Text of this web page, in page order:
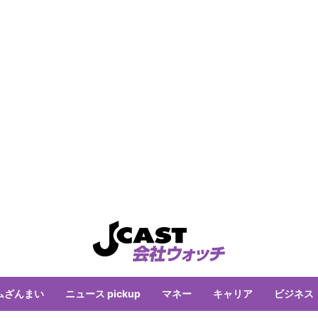
ざんまい ニュース pickup マネー キャリア ビジネス